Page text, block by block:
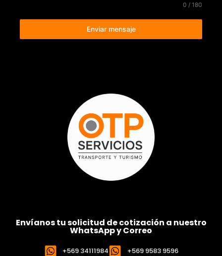
0 / 180
Enviar mensaje
Envíanos tu solicitud de cotización a nuestro
WhatsApp y Correo
+569 34111984 +569 9583 9596